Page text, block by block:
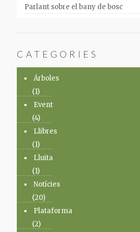
Parlant sobre el bany de bosc
CATEGORIES
Árboles
(1)
Event
(4)
Llibres
(1)
Lluita
(1)
Notícies
(20)
Plataforma
(2)